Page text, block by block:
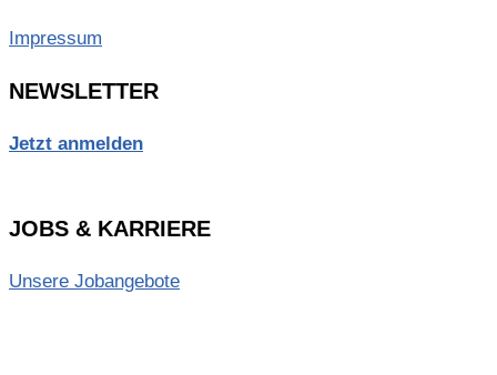
Impressum
NEWSLETTER
Jetzt anmelden
JOBS & KARRIERE
Unsere Jobangebote